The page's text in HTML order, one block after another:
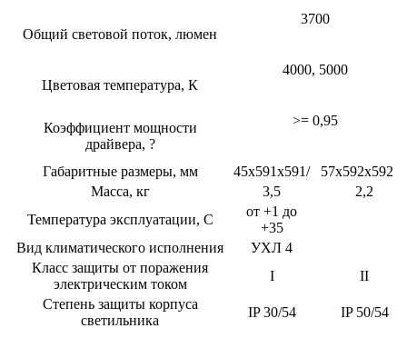
Общий световой поток, люмен
3700
Цветовая температура, К
4000, 5000
Коэффициент мощности
драйвера, ?
>= 0,95
Габаритные размеры, мм 45x591x591/
57х592х592
Масса, кг
3,5
2,2
Температура эксплуатации, С
от +1 до
+35
Вид климатического исполнения
УХЛ 4
Класс защиты от поражения
электрическим током
I
II
Степень защиты корпуса
светильника
IP 30/54 IP 50/54